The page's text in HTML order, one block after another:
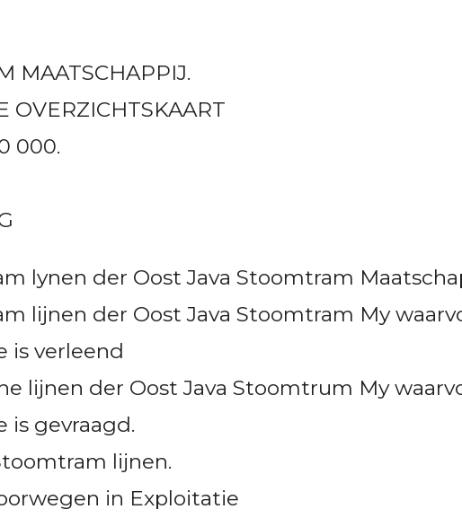
MAATSCHAPPIJ.
OVERZICHTSKAART
000.
lynen der Oost Java Stoomtram
lijnen der Oost Java Stoomtram My
is verleend
lijnen der Oost Java Stoomtrum My
is gevraagd.
lijnen.
in Exploitatie